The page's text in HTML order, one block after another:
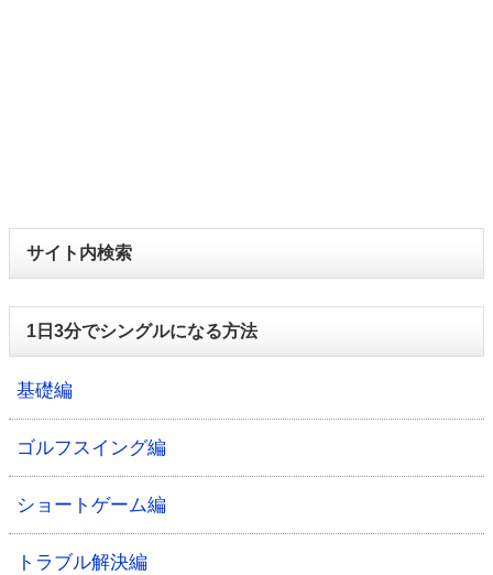
サイト内検索
1日3分でシングルになる方法
基礎編
ゴルフスイング編
ショートゲーム編
トラブル解決編